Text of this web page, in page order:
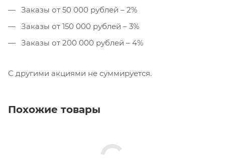
Заказы от 50 000 рублей – 2%
Заказы от 150 000 рублей – 3%
Заказы от 200 000 рублей – 4%
С другими акциями не суммируется.
Похожие товары